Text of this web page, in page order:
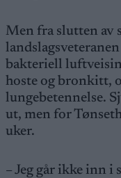
Men fra slutten av
bakteriell
hoste og bronkitt,
lungebetennelse.
ut, men for
uker.
– Jeg går ikke inn i